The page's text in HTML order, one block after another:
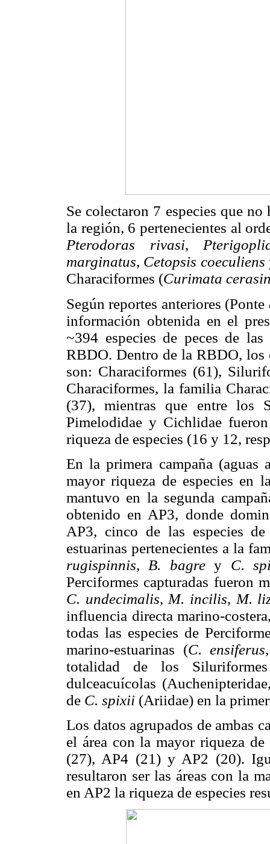
Se colectaron 7 especies que
la región, 6 pertenecientes al
Pterodoras rivasi,
marginatus, Cetopsis coeculiens
Characiformes (Curimata
Según reportes anteriores (Ponte
información obtenida en el
~394 especies de peces de
RBDO. Dentro de la RBDO, los
son: Characiformes (61),
Characiformes, la familia
(37), mientras que entre los
Pimelodidae y Cichlidae
riqueza de especies (16 y 12,
En la primera campaña (aguas
mayor riqueza de especies en
mantuvo en la segunda
obtenido en AP3, donde
AP3, cinco de las especies
estuarinas pertenecientes a la
rugispinnis, B. bagrey C.
Perciformes capturadas fueron
C. undecimalis, M. incilis, M.
influencia directa marino-
todas las especies de
marino-estuarinas (C. ensiferus
totalidad de los
dulceacuícolas
de C. spixii (Ariidae) en la
Los datos agrupados de ambas
el área con la mayor riqueza
(27), AP4 (21) y AP2 (20).
resultaron ser las áreas con la
en AP2 la riqueza de especies